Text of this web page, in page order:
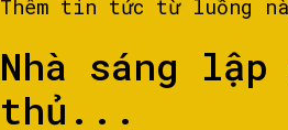
Thêm tin tức từ luồng
Nhà sáng
thủ...